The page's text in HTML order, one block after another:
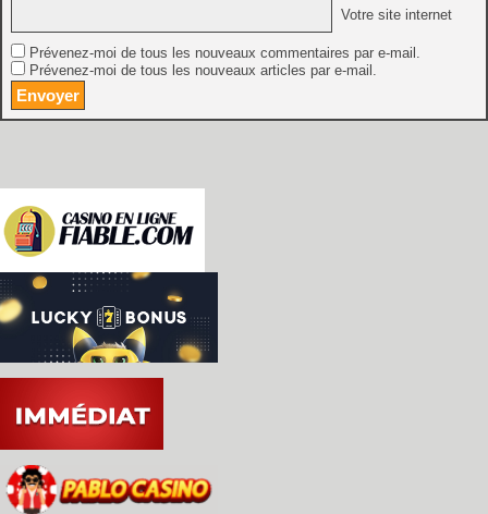
Votre site internet
Prévenez-moi de tous les nouveaux commentaires par e-mail.
Prévenez-moi de tous les nouveaux articles par e-mail.